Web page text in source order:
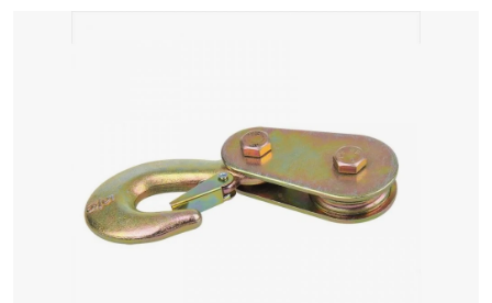
produktu